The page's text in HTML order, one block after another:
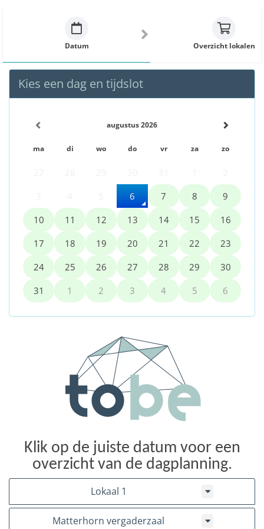
Datum Overzicht lokalen
Kies een dag en tijdslot
augustus 2026
ma di wo do vr za zo
6 7 8
9
10
11 12 13 14 15
16
17
18 19 20 21 22
23
24
25 26 27 28 29
30
31
1 2 3 4 5 6
Klik op de juiste datum voor een
overzicht van de dagplanning.
Lokaal 1
Matterhorn vergaderzaal